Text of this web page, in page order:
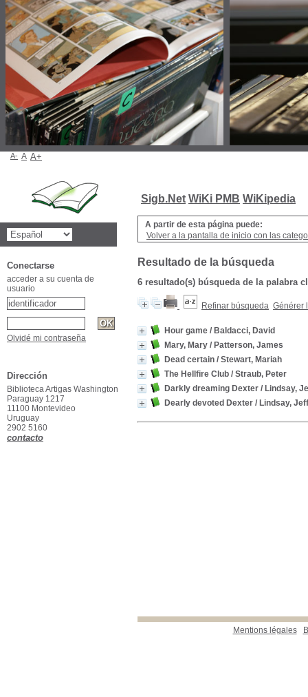
Sigb.Net WiKi PMB WiKipedia
A partir de esta página puede:
Volver a la pantalla de inicio con las
Resultado de la búsqueda
6 resultado(s) búsqueda de la palabra
Refinar búsqueda Générer
Hour game / Baldacci, David
Mary, Mary / Patterson, James
Dead certain / Stewart, Mariah
The Hellfire Club / Straub, Peter
Darkly dreaming Dexter / Lindsay,
Dearly devoted Dexter / Lindsay,
Mentions légales
A- A A+
Conectarse
acceder a su cuenta de
usuario
Olvidé mi contraseña
Dirección
Biblioteca Artigas Washington
Paraguay 1217
11100 Montevideo
Uruguay
2902 5160
contacto